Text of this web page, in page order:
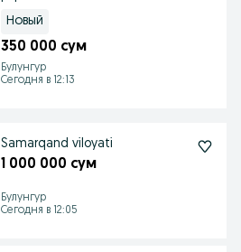
Новый
350 000 сум
Булунгур
Сегодня в 12:13
Samarqand viloyati
1 000 000 сум
Булунгур
Сегодня в 12:05